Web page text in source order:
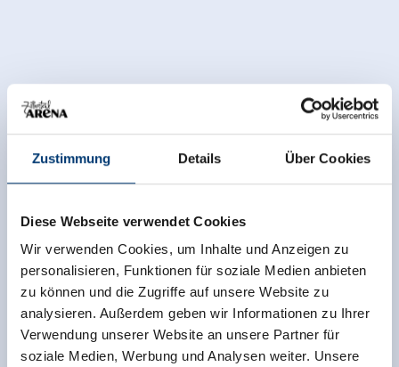
Zustimmung Details Über Cookies
Diese Webseite verwendet Cookies
Wir verwenden Cookies, um Inhalte und Anzeigen zu
personalisieren, Funktionen für soziale Medien anbieten
zu können und die Zugriffe auf unsere Website zu
analysieren. Außerdem geben wir Informationen zu Ihrer
Verwendung unserer Website an unsere Partner für
soziale Medien, Werbung und Analysen weiter. Unsere